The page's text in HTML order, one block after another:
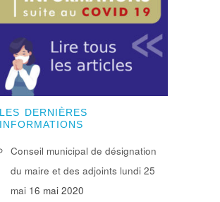
LES DERNIÈRES
INFORMATIONS
Conseil municipal de désignation
du maire et des adjoints lundi 25
mai 16 mai 2020